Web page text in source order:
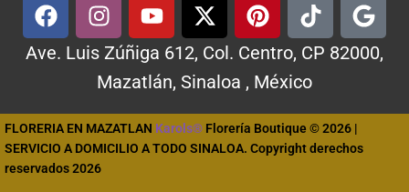
Ave. Luis Zúñiga 612, Col. Centro, CP 82000,
Mazatlán, Sinaloa , México
FLORERIA EN MAZATLAN Karols® Florería Boutique © 2026 |
SERVICIO A DOMICILIO A TODO SINALOA. Copyright derechos
reservados 2026